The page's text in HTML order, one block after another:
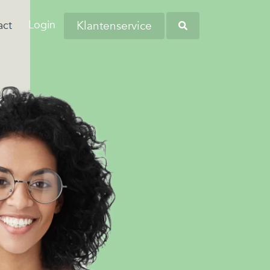
Dit komt
de woonlasten in
hoog zijn…
kampen met
persoonlijke financiële
zorgen?
en andere
omtrent
regio's. Kom bij ons
en wellicht word jij onze
collega!
Login Klantenservice